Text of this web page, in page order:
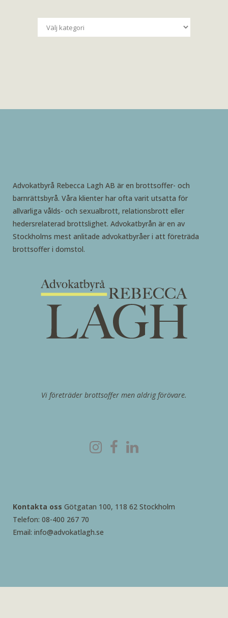
Kategorier
Advokatbyrå Rebecca Lagh AB är en brottsoffer- och
barnrättsbyrå. Våra klienter har ofta varit utsatta för
allvarliga vålds- och sexualbrott, relationsbrott eller
hedersrelaterad brottslighet. Advokatbyrån är en av
Stockholms mest anlitade advokatbyråer i att företräda
brottsoffer i domstol.
Vi företräder brottsoffer men aldrig förövare.
Kontakta oss Götgatan 100, 118 62 Stockholm
Telefon: 08-400 267 70
Email: info@advokatlagh.se